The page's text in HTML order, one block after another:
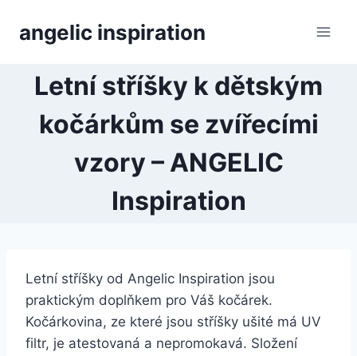
angelic inspiration
Letní stříšky k dětským
kočárkům se zvířecími
vzory – ANGELIC
Inspiration
Letní stříšky od Angelic Inspiration jsou
praktickým doplňkem pro Váš kočárek.
Kočárkovina, ze které jsou stříšky ušité má UV
filtr, je atestovaná a nepromokavá. Složení